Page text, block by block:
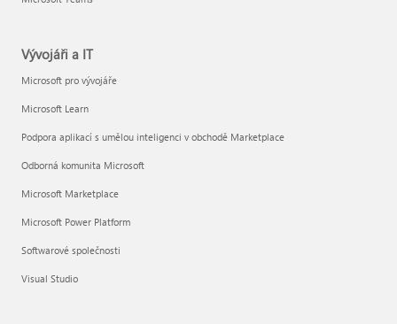
Vývojáři a IT
Microsoft pro vývojáře
Microsoft Learn
Podpora aplikací s umělou inteligenci v obchodě Marketplace
Odborná komunita Microsoft
Microsoft Marketplace
Microsoft Power Platform
Softwarové společnosti
Visual Studio